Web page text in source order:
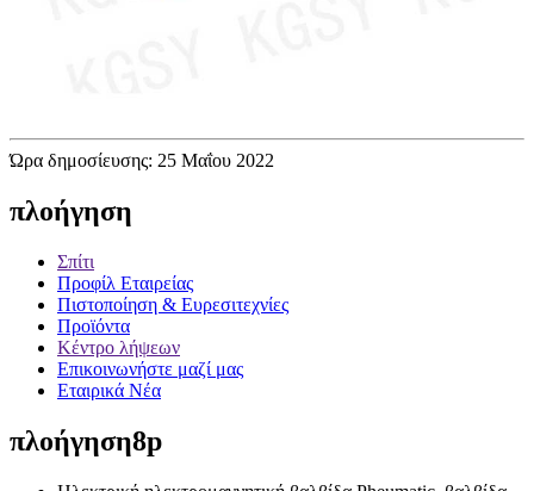
Ώρα δημοσίευσης: 25 Μαΐου 2022
πλοήγηση
Σπίτι
Προφίλ Εταιρείας
Πιστοποίηση & Ευρεσιτεχνίες
Προϊόντα
Κέντρο λήψεων
Επικοινωνήστε μαζί μας
Εταιρικά Νέα
πλοήγηση8p